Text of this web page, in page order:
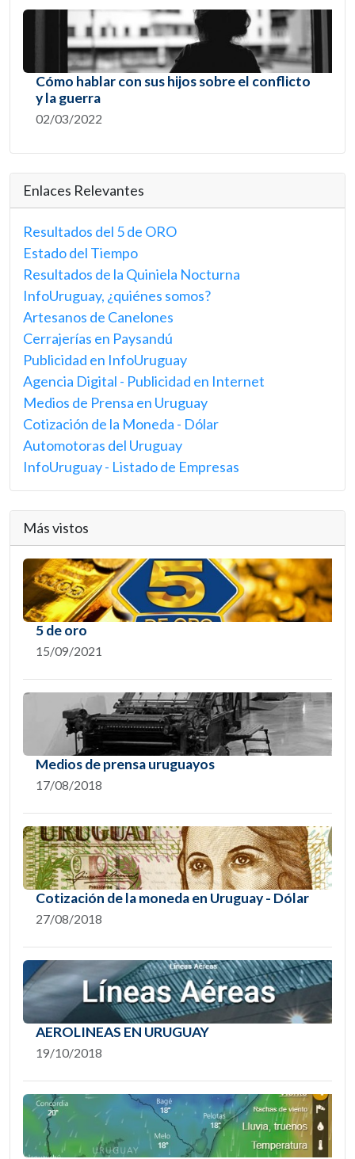
Cómo hablar con sus hijos sobre el conflicto
y la guerra
02/03/2022
Enlaces Relevantes
Resultados del 5 de ORO
Estado del Tiempo
Resultados de la Quiniela Nocturna
InfoUruguay, ¿quiénes somos?
Artesanos de Canelones
Cerrajerías en Paysandú
Publicidad en InfoUruguay
Agencia Digital - Publicidad en Internet
Medios de Prensa en Uruguay
Cotización de la Moneda - Dólar
Automotoras del Uruguay
InfoUruguay - Listado de Empresas
Más vistos
5 de oro
15/09/2021
Medios de prensa uruguayos
17/08/2018
Cotización de la moneda en Uruguay - Dólar
27/08/2018
AEROLINEAS EN URUGUAY
19/10/2018